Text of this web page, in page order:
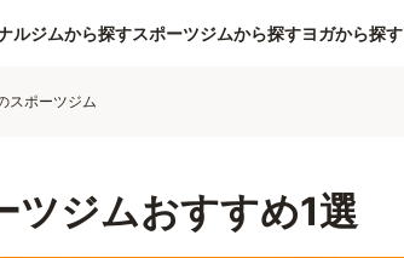
ルジムから探すスポーツジムから探すヨガから探す
スポーツジム
ツジムおすすめ1選